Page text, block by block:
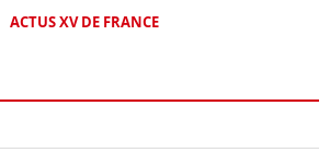
ACTUS XV DE FRANCE